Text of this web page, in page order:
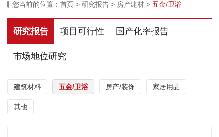
您当前的位置： 首页 > 研究报告 > 房产建材 > 五金/卫浴
研究报告 项目可行性 国产化率报告
市场地位研究
建筑材料 五金/卫浴 房产/装饰 家居用品
其他